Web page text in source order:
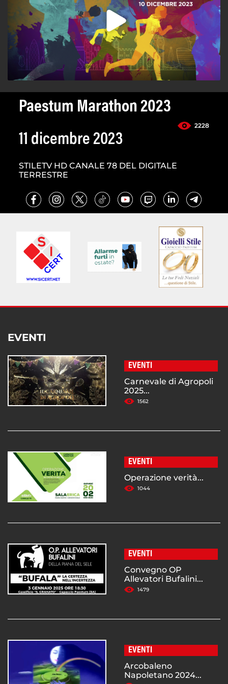
Paestum Marathon 2023
2228
11 dicembre 2023
STILETV HD CANALE 78 DEL DIGITALE
TERRESTRE
EVENTI
EVENTI
Carnevale di Agropoli
2025...
1562
EVENTI
Operazione verità...
1044
EVENTI
Convegno OP
Allevatori Bufalini...
1479
EVENTI
Arcobaleno
Napoletano 2024...